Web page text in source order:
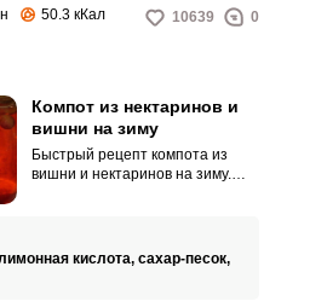
получится 5 литровых банок.
50.3 кКал 10639 0
Компот из нектаринов и
вишни на зиму
Быстрый рецепт компота из
вишни и нектаринов на зиму.
кислота, сахар-песок,